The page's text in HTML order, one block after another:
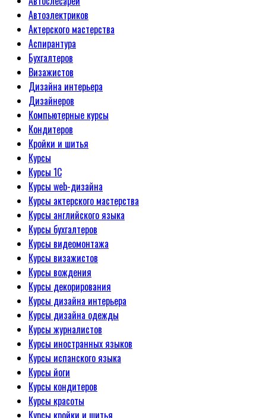
Автоэлектриков
Актерского мастерства
Аспирантура
Бухгалтеров
Визажистов
Дизайна интерьера
Дизайнеров
Компьютерные курсы
Кондитеров
Кройки и шитья
Курсы
Курсы 1С
Курсы web-дизайна
Курсы актерского мастерства
Курсы английского языка
Курсы бухгалтеров
Курсы видеомонтажа
Курсы визажистов
Курсы вождения
Курсы декорирования
Курсы дизайна интерьера
Курсы дизайна одежды
Курсы журналистов
Курсы иностранных языков
Курсы испанского языка
Курсы йоги
Курсы кондитеров
Курсы красоты